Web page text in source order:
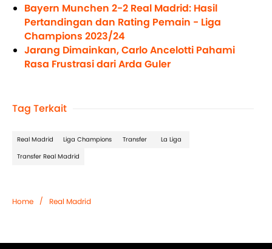
Bayern Munchen 2-2 Real Madrid: Hasil
Pertandingan dan Rating Pemain - Liga
Champions 2023/24
Jarang Dimainkan, Carlo Ancelotti Pahami
Rasa Frustrasi dari Arda Guler
Tag Terkait
Real Madrid Liga Champions Transfer
La Liga
Transfer Real Madrid
Home / Real Madrid